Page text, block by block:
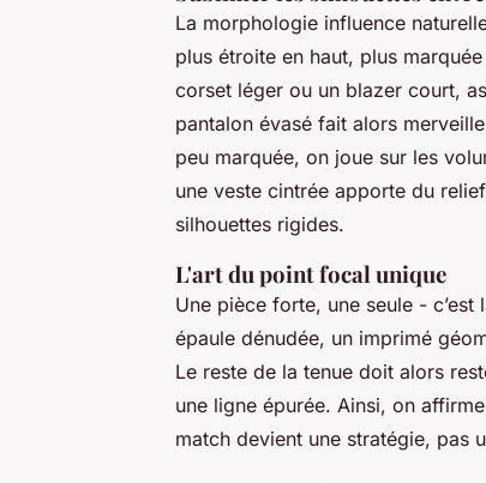
La morphologie influence
plus étroite en haut, plus
corset léger ou un blazer court,
pantalon évasé fait alors
peu marquée, on joue sur les
une veste cintrée apporte du
silhouettes rigides.
L'art du point focal unique
Une pièce forte, une seule - c’est
épaule dénudée, un imprimé
Le reste de la tenue doit alors
une ligne épurée. Ainsi, on
match devient une stratégie, pas